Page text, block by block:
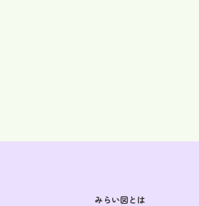
みらい図とは